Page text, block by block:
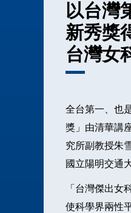
以台灣
新秀獎
台灣女
全台第一、也
獎」由清華講
究所副教授朱
國立陽明交通
「台灣傑出
使科學界兩性